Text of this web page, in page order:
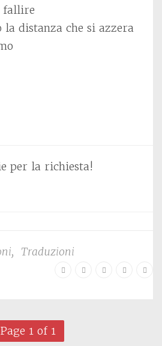
fallire
la distanza che si azzera
per la richiesta!
, Traduzioni
Page 1 of 1